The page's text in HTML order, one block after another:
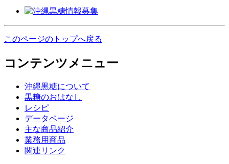
このページのトップへ戻る
コンテンツメニュー
沖縄黒糖について
黒糖のおはなし
レシピ
データページ
主な商品紹介
業務用商品
関連リンク